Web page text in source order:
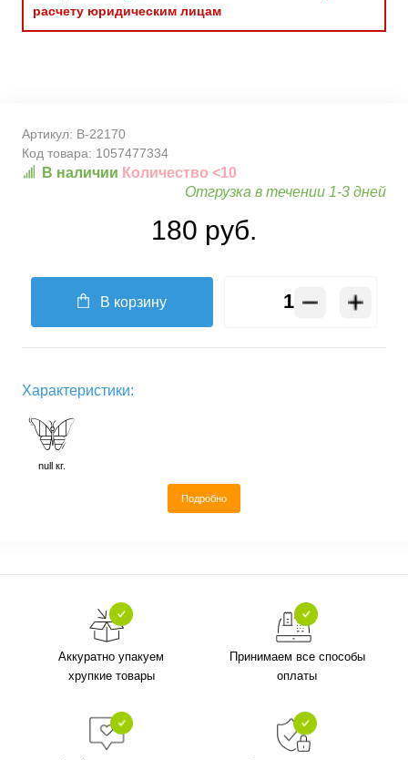
расчету юридическим лицам
Артикул: B-22170
Код товара: 1057477334
В наличии Количество <10
Отгрузка в течении 1-3 дней
180 руб.
В корзину
Характеристики:
null кг.
Подробно
Аккуратно упакуем
хрупкие товары
Принимаем все способы
оплаты